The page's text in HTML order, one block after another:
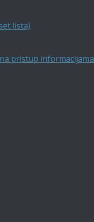
lista)
pristup informacijama